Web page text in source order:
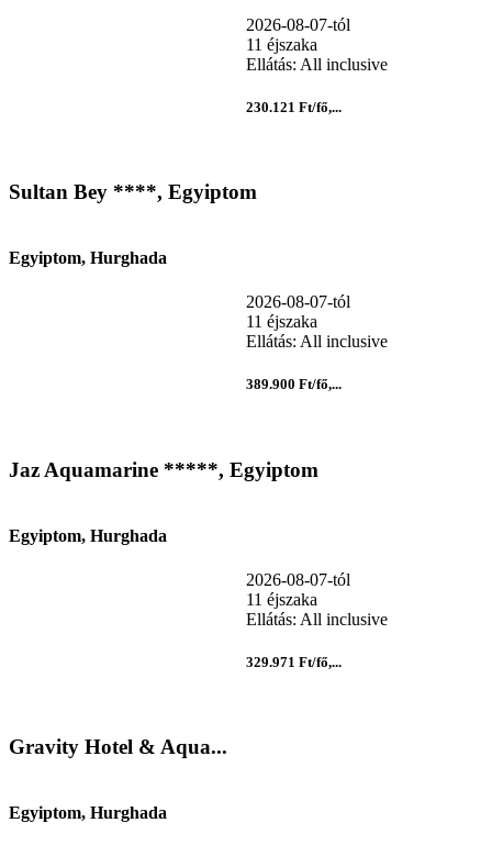
2026-08-07-tól
11 éjszaka
Ellátás: All inclusive
230.121 Ft/fő,...
Sultan Bey ****, Egyiptom
Egyiptom, Hurghada
2026-08-07-tól
11 éjszaka
Ellátás: All inclusive
389.900 Ft/fő,...
Jaz Aquamarine *****, Egyiptom
Egyiptom, Hurghada
2026-08-07-tól
11 éjszaka
Ellátás: All inclusive
329.971 Ft/fő,...
Gravity Hotel & Aqua...
Egyiptom, Hurghada